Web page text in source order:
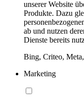
unserer Website
Produkte. Dazu
ab und nutzen
Dienste bereits
Bing, Criteo,
Marketing